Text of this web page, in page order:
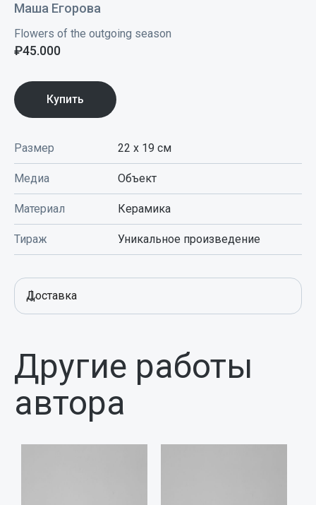
Маша Егорова
Flowers of the outgoing season
₽45.000
Купить
Размер 22 x 19 см
Медиа Объект
Материал Керамика
Тираж Уникальное произведение
Доставка
Другие работы
автора